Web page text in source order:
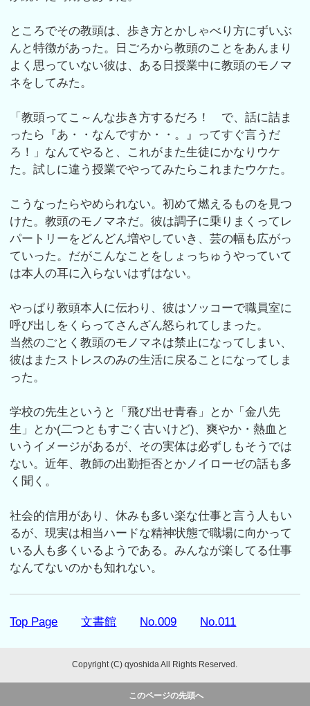
ところでその教頭は、歩き方とかしゃべり方にずいぶ
んと特徴があった。日ごろから教頭のことをあんまり
よく思っていない彼は、ある日授業中に教頭のモノマ
ネをしてみた。
「教頭ってこ～んな歩き方するだろ！ で、話に詰ま
ったら『あ・・なんですか・・。』ってすぐ言うだ
ろ！」なんてやると、これがまた生徒にかなりウケ
た。試しに違う授業でやってみたらこれまたウケた。
こうなったらやめられない。初めて燃えるものを見つ
けた。教頭のモノマネだ。彼は調子に乗りまくってレ
パートリーをどんどん増やしていき、芸の幅も広がっ
ていった。だがこんなことをしょっちゅうやっていて
は本人の耳に入らないはずはない。
やっぱり教頭本人に伝わり、彼はソッコーで職員室に
呼び出しをくらってさんざん怒られてしまった。
当然のごとく教頭のモノマネは禁止になってしまい、
彼はまたストレスのみの生活に戻ることになってしま
った。
学校の先生というと「飛び出せ青春」とか「金八先
生」とか(二つともすごく古いけど)、爽やか・熱血と
いうイメージがあるが、その実体は必ずしもそうでは
ない。近年、教師の出勤拒否とかノイローゼの話も多
く聞く。
社会的信用があり、休みも多い楽な仕事と言う人もい
るが、現実は相当ハードな精神状態で職場に向かって
いる人も多くいるようである。みんなが楽してる仕事
なんてないのかも知れない。
Top Page 文書館 No.009 No.011
Copyright (C) qyoshida All Rights Reserved.
このページの先頭へ